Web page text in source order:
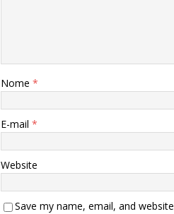
Nome *
E-mail *
Website
Save my name, email, and